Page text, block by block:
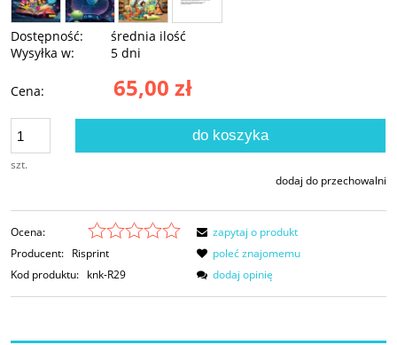
Dostępność:
średnia ilość
Wysyłka w:
5 dni
Cena: 65,00 zł
szt.
do koszyka
dodaj do przechowalni
Ocena:
Producent: Risprint
Kod produktu: knk-R29
zapytaj o produkt
poleć znajomemu
dodaj opinię